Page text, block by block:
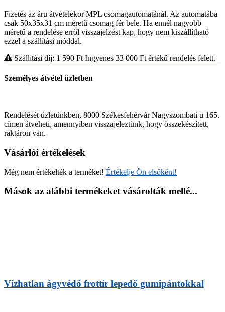
Fizetés az áru átvételekor MPL csomagautomatánál. Az automatába
csak 50x35x31 cm méretű csomag fér bele. Ha ennél nagyobb
méretű a rendelése erről visszajelzést kap, hogy nem kiszállítható
ezzel a szállítási móddal.
Szállítási díj: 1 590 Ft Ingyenes 33 000 Ft értékű rendelés felett.
Személyes átvétel üzletben
Rendelését üzletünkben, 8000 Székesfehérvár Nagyszombati u 165.
címen átveheti, amennyiben visszajeleztünk, hogy összekészített,
raktáron van.
Vásárlói értékelések
Még nem értékelték a terméket! Értékelje Ön elsőként!
Mások az alábbi termékeket vásárolták mellé...
Vízhatlan ágyvédő frottír lepedő gumipántokkal